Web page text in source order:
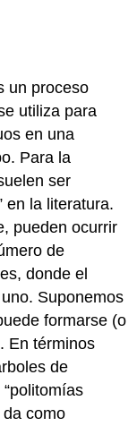
un proceso
utiliza para
en una
Para la
ser
en la literatura.
pueden ocurrir
de
donde el
Suponemos
formarse (o
En términos
de
da como